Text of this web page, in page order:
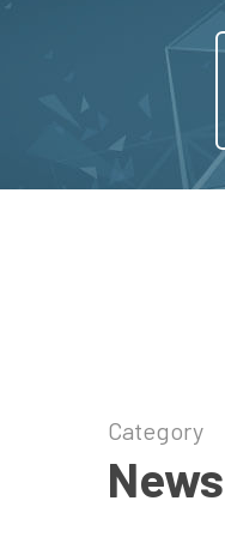
Category
News